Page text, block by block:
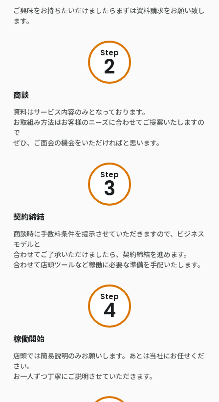
ご興味をお持ちたいだけましたらまずは資料請求をお願い致し
ます。
Step
2
商談
資料はサービス内容のみとなっております。
お取組み方法はお客様のニーズに合わせてご提案いたしますの
で
ぜひ、ご面会の機会をいただければと思います。
Step
3
契約締結
商談時に手数料条件を提示させていただきますので、ビジネス
モデルと
合わせてご了承いただけましたら、契約締結を進めます。
合わせて店頭ツールなど稼働に必要な準備を手配いたします。
Step
4
稼働開始
店頭では簡易説明のみお願いします。あとは当社にお任せくだ
さい。
お一人ずつ丁寧にご説明させていただきます。